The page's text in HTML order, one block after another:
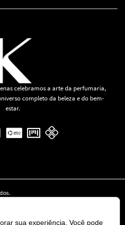
celebramos a arte da perfumaria,
completo da beleza e do bem-
estar.
- 7° Andar - Vila Brasília -
sua experiência. Você pode